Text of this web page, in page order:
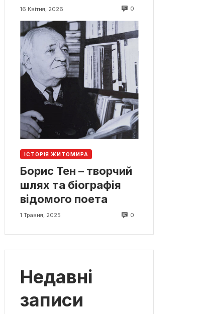
16 Квітня, 2026 0
ІСТОРІЯ ЖИТОМИРА
Борис Тен – творчий
шлях та біографія
відомого поета
1 Травня, 2025 0
Недавні
записи